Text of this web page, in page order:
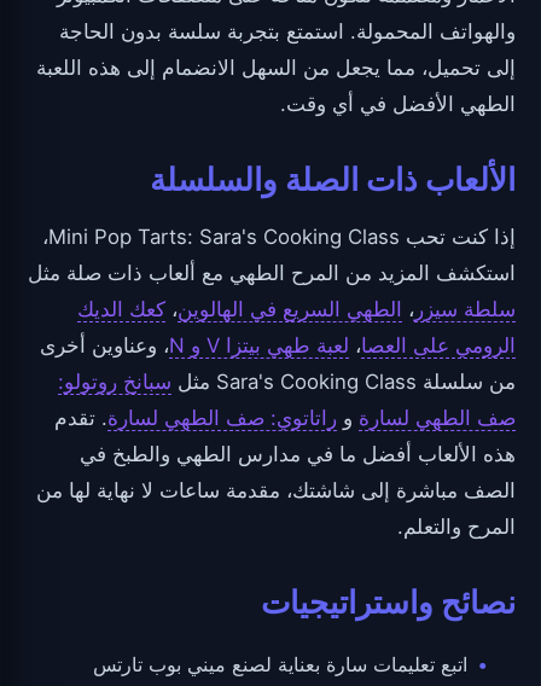
والهواتف المحمولة. استمتع بتجربة سلسة بدون الحاجة
إلى تحميل، مما يجعل من السهل الانضمام إلى هذه اللعبة
الطهي الأفضل في أي وقت.
الألعاب ذات الصلة والسلسلة
إذا كنت تحب Mini Pop Tarts: Sara's Cooking Class،
استكشف المزيد من المرح الطهي مع ألعاب ذات صلة مثل
سلطة سيزر ، الطهي السريع في الهالوين، كعك الديك
الرومي على العصا، لعبة طهي بيتزا V و N
، وعناوين أخرى
من سلسلة Sara's Cooking Class مثل
سبانخ روتولو:
صف الطهي لسارةو راتاتوي: صف الطهي لسارة. تقدم
هذه الألعاب أفضل ما في مدارس الطهي والطبخ في
الصف مباشرة إلى شاشتك، مقدمة ساعات لا نهاية لها من
المرح والتعلم.
نصائح واستراتيجيات
اتبع تعليمات سارة بعناية لصنع ميني بوب تارتس